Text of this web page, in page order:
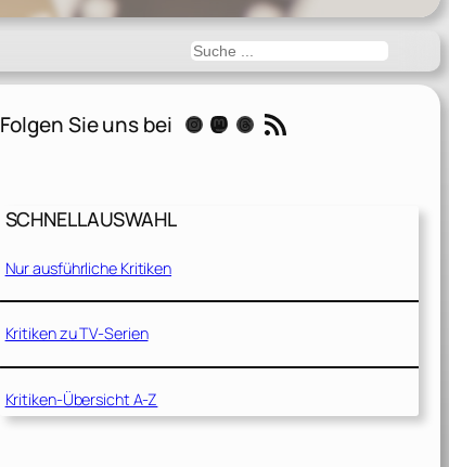
Suchen
Folgen Sie uns bei Instagram Mastodon Threads RSS-Feed
SCHNELLAUSWAHL
Nur ausführliche Kritiken
Kritiken zu TV-Serien
Kritiken-Übersicht A-Z